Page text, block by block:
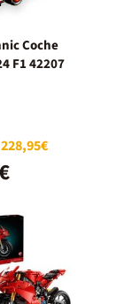
Coche
F1 42207
228,95€